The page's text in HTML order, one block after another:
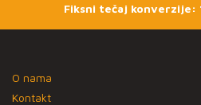
Fiksni tečaj konverzije:
O nama
Kontakt